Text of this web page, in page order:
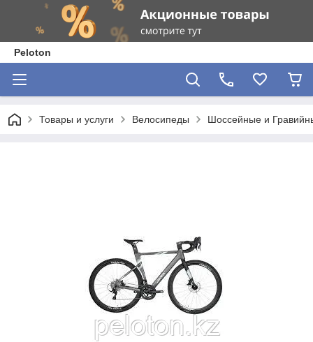
Peloton
Товары и услуги Велосипеды Шоссейные и